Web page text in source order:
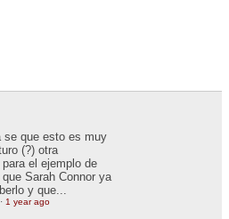
se que esto es muy
(?) otra
el ejemplo de
Sarah Connor ya
y que...
1 year ago